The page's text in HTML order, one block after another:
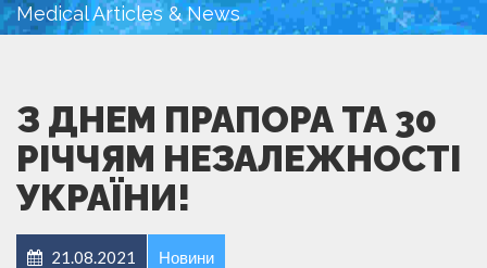
Medical Articles & News
З ДНЕМ ПРАПОРА ТА 30
РІЧЧЯМ НЕЗАЛЕЖНОСТІ
УКРАЇНИ!
21.08.2021 Новини